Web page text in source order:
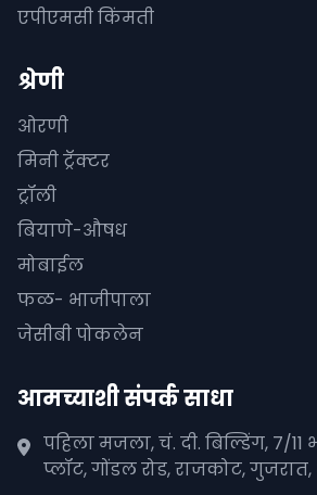
एपीएमसी किंमती
श्रेणी
ओरणी
मिनी ट्रॅक्टर
ट्रॉली
बियाणे-औषध
मोबाईल
फळ- भाजीपाला
जेसीबी पोकलेन
आमच्याशी संपर्क साधा
पहिला मजला, चं. दी. बिल्डिंग, 7/
प्लॉट, गोंडल रोड, राजकोट,